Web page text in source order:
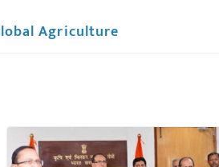
Agriculture